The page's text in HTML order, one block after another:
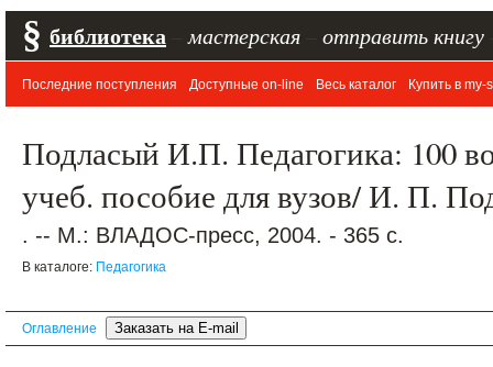
§ библиотека мастерская отправить книгу
Последние поступления Доступные on-line Весь каталог Купить в my-
Подласый И.П. Педагогика: 100
учеб. пособие для вузов/ И. П.
. -- М.: ВЛАДОС-пресс, 2004. - 365 с.
В каталоге: Педагогика
Оглавление